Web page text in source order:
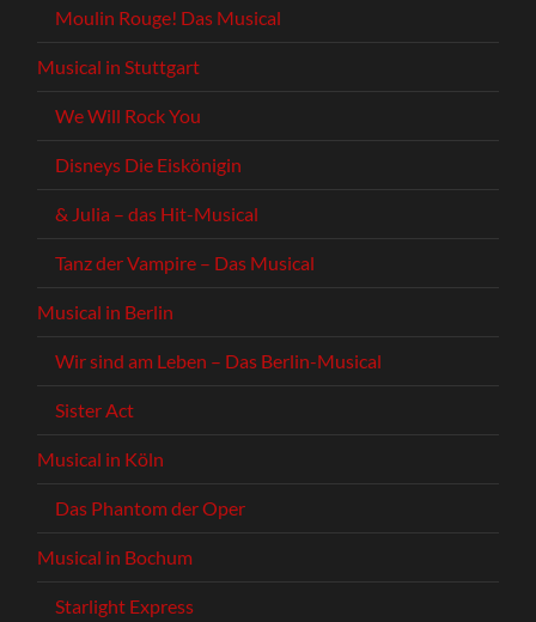
Moulin Rouge! Das Musical
Musical in Stuttgart
We Will Rock You
Disneys Die Eiskönigin
& Julia – das Hit-Musical
Tanz der Vampire – Das Musical
Musical in Berlin
Wir sind am Leben – Das Berlin-Musical
Sister Act
Musical in Köln
Das Phantom der Oper
Musical in Bochum
Starlight Express